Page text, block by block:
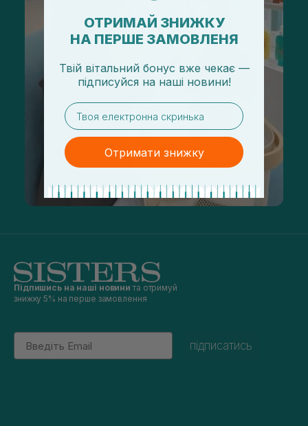
Підпишись на наші новини та отримуй
знижку 5% на перше замовлення
Email
підписатись
ОТРИМАЙ ЗНИЖКУ
НА ПЕРШЕ ЗАМОВЛЕНЯ
Твій вітальний бонус вже чекає —
підписуйся на наші новини!
email
Отримати знижку